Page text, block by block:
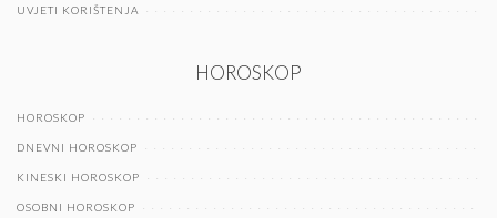
UVJETI KORIŠTENJA
HOROSKOP
HOROSKOP
DNEVNI HOROSKOP
KINESKI HOROSKOP
OSOBNI HOROSKOP